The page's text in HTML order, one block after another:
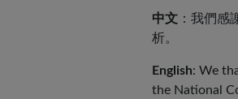
中文 ：我們
析。
English: We
the National